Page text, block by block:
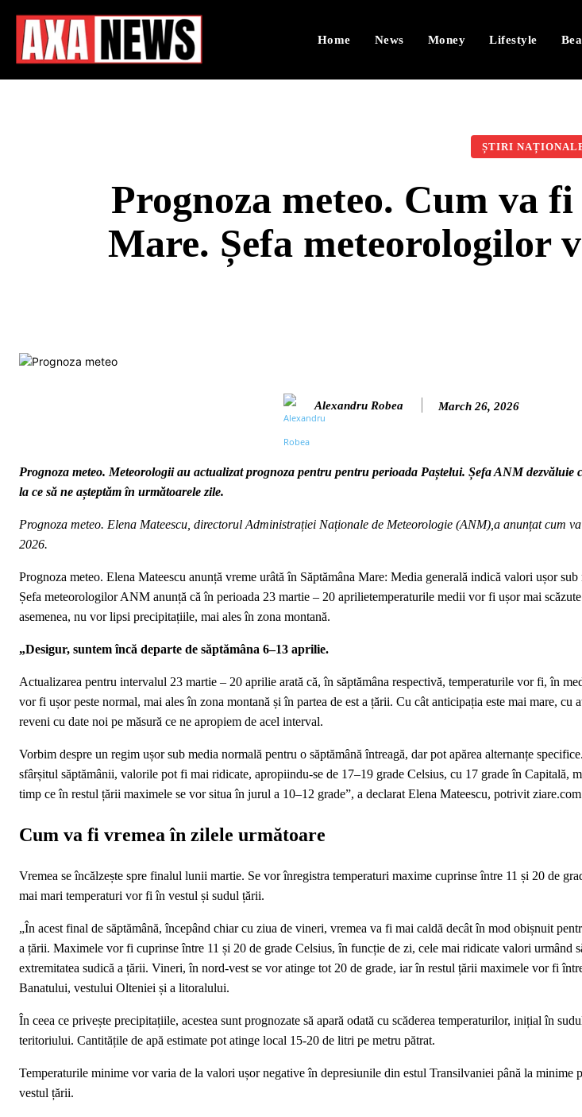
Home News Money Lifestyle
ȘTIRI
Prognoza meteo. Cum va
Mare. Șefa meteorologilor
Alexandru Robea March 26, 2026
Prognoza meteo. Meteorologii au actualizat prognoza pentru pentru perioada Paștelui. Șefa ANM dezvăluie
la ce să ne așteptăm în următoarele zile.
Prognoza meteo. Elena Mateescu, directorul Administrației Naționale de Meteorologie (ANM),a anunțat cum
2026.
Prognoza meteo. Elena Mateescu anunță vreme urâtă în Săptămâna Mare: Media generală indică valori ușor sub
Șefa meteorologilor ANM anunță că în perioada 23 martie – 20 aprilietemperaturile medii vor fi ușor mai
asemenea, nu vor lipsi precipitațiile, mai ales în zona montană.
„Desigur, suntem încă departe de săptămâna 6–13 aprilie.
Actualizarea pentru intervalul 23 martie – 20 aprilie arată că, în săptămâna respectivă, temperaturile vor fi, în
vor fi ușor peste normal, mai ales în zona montană și în partea de est a țării. Cu cât anticipația este mai mare, cu
reveni cu date noi pe măsură ce ne apropiem de acel interval.
Vorbim despre un regim ușor sub media normală pentru o săptămână întreagă, dar pot apărea alternanțe
sfârșitul săptămânii, valorile pot fi mai ridicate, apropiindu-se de 17–19 grade Celsius, cu 17 grade în Capitală,
timp ce în restul țării maximele se vor situa în jurul a 10–12 grade”, a declarat Elena Mateescu, potrivit
Cum va fi vremea în zilele următoare
Vremea se încălzește spre finalul lunii martie. Se vor înregistra temperaturi maxime cuprinse între 11 și 20 de
mai mari temperaturi vor fi în vestul și sudul țării.
„În acest final de săptămână, începând chiar cu ziua de vineri, vremea va fi mai caldă decât în mod obișnuit
a țării. Maximele vor fi cuprinse între 11 și 20 de grade Celsius, în funcție de zi, cele mai ridicate valori urmând
extremitatea sudică a țării. Vineri, în nord-vest se vor atinge tot 20 de grade, iar în restul țării maximele vor fi
Banatului, vestului Olteniei și a litoralului.
În ceea ce privește precipitațiile, acestea sunt prognozate să apară odată cu scăderea temperaturilor, inițial în
teritoriului. Cantitățile de apă estimate pot atinge local 15-20 de litri pe metru pătrat.
Temperaturile minime vor varia de la valori ușor negative în depresiunile din estul Transilvaniei până la minime
vestul țării.